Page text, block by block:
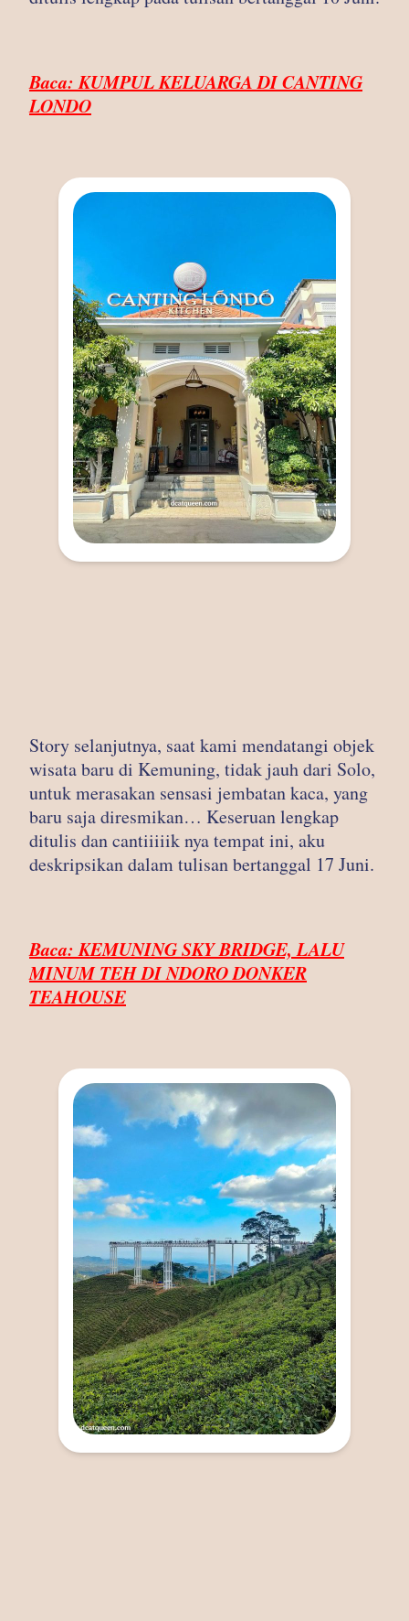
Baca: KUMPUL KELUARGA DI CANTING
LONDO
Story selanjutnya, saat kami mendatangi objek
wisata baru di Kemuning, tidak jauh dari Solo,
untuk merasakan sensasi jembatan kaca, yang
baru saja diresmikan… Keseruan lengkap
ditulis dan cantiiiiik nya tempat ini, aku
deskripsikan dalam tulisan bertanggal 17 Juni.
Baca: KEMUNING SKY BRIDGE, LALU
MINUM TEH DI NDORO DONKER
TEAHOUSE